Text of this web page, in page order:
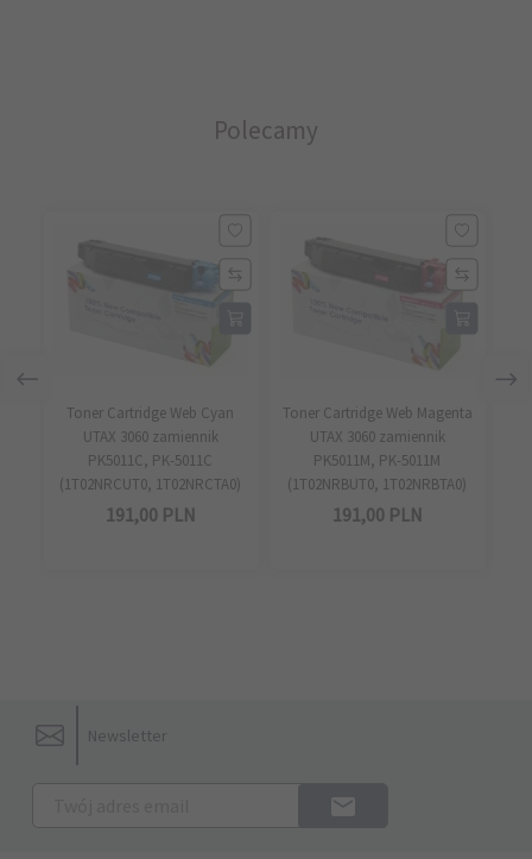
Polecamy
Toner Cartridge Web Cyan
UTAX 3060 zamiennik
PK5011C, PK-5011C
(1T02NRCUT0, 1T02NRCTA0)
191,00 PLN
Toner Cartridge Web Magenta
UTAX 3060 zamiennik
PK5011M, PK-5011M
(1T02NRBUT0, 1T02NRBTA0)
191,00 PLN
Newsletter